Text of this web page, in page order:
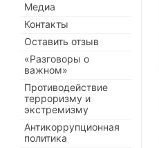
Медиа
Контакты
Оставить отзыв
«Разговоры о
важном»
Противодействие
терроризму и
экстремизму
Антикоррупционная
политика